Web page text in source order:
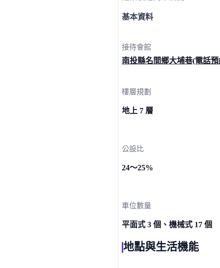
基本資料
接待會館
南投縣名間鄉大埔巷(電話預
樓層規劃
地上 7 層
公設比
24～25%
車位數量
平面式 3 個、機械式 17 個
地點與生活機能